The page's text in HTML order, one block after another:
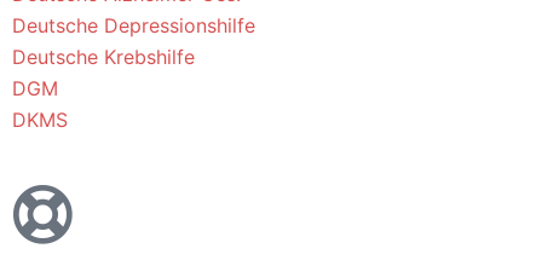
Deutsche Depressionshilfe
Deutsche Krebshilfe
DGM
DKMS